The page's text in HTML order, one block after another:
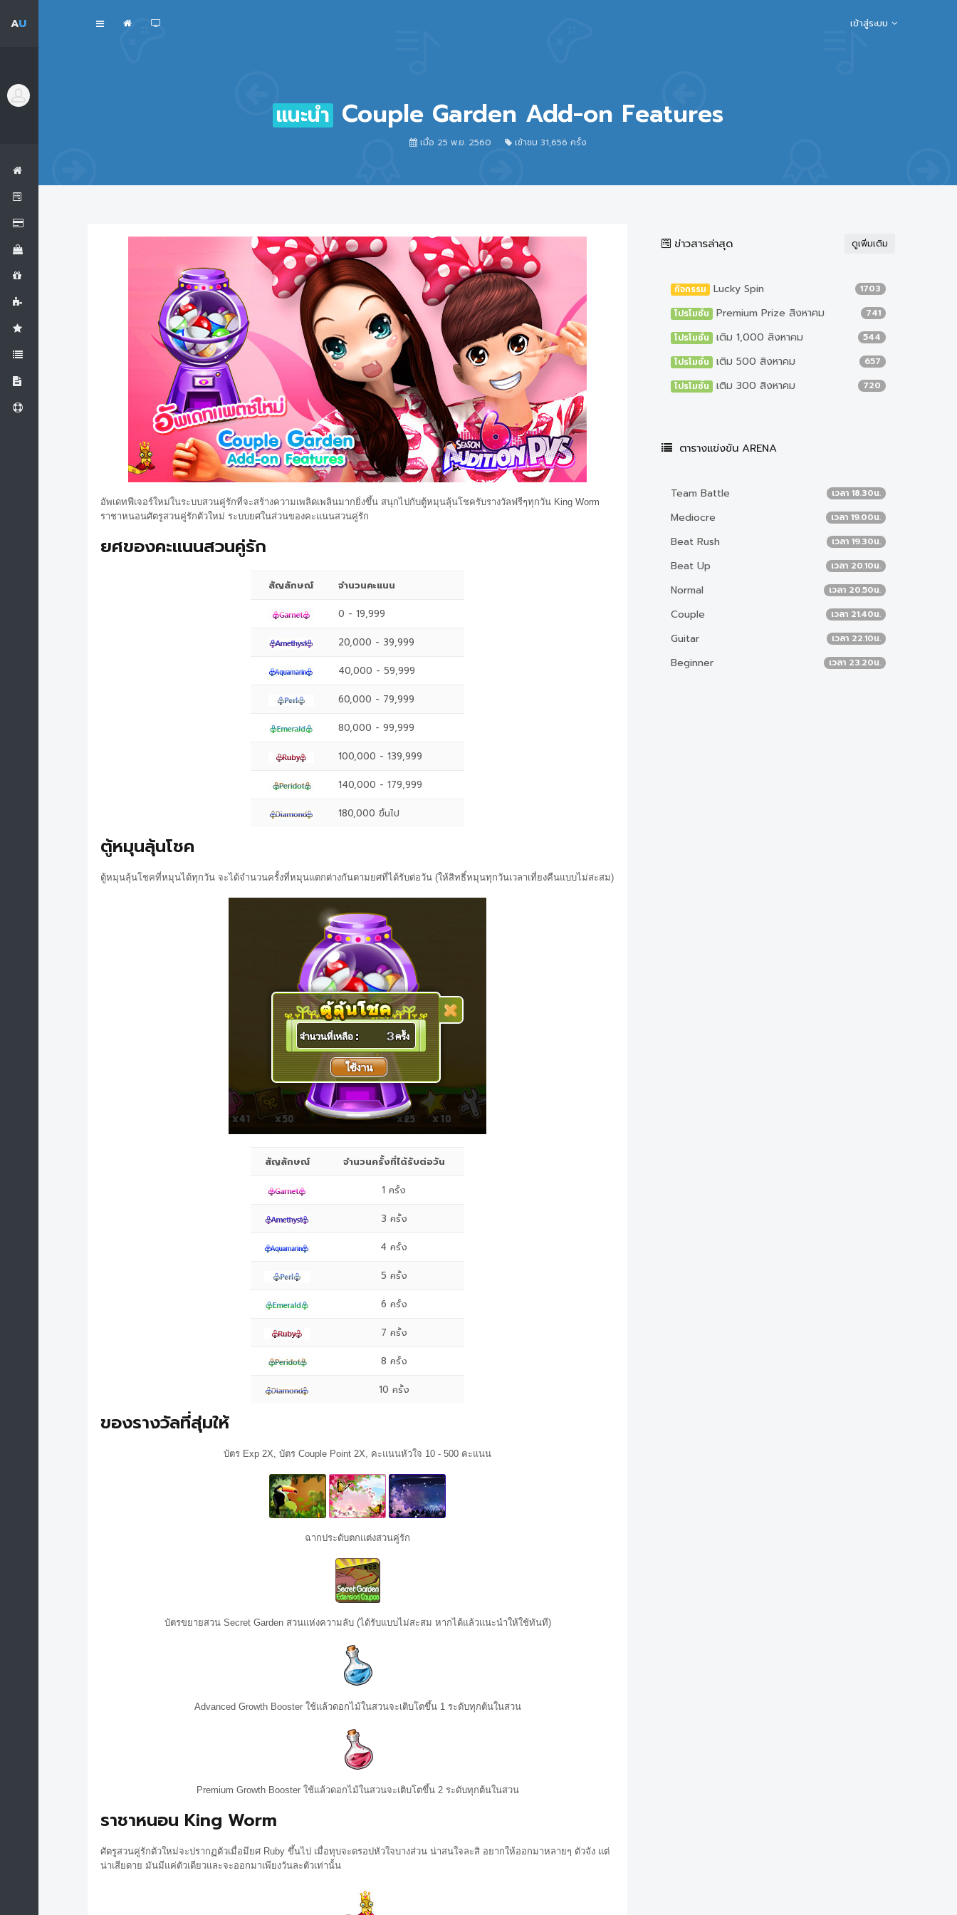
AU เข้าสู่ระบบ
แนะนำCouple Garden Add-on Features
เมื่อ 25 พ.ย. 2560 เข้าชม 31,656 ครั้ง
อัพเดทฟีเจอร์ใหม่ในระบบสวนคู่รักที่จะสร้างความเพลิดเพลินมากยิ่งขึ้น สนุกไปกับตู้หมุนลุ้นโชครับรางวัลฟรีๆทุกวัน King Worm
ราชาหนอนศัตรูสวนคู่รักตัวใหม่ ระบบยศในส่วนของคะแนนสวนคู่รัก
ยศของคะแนนสวนคู่รัก
สัญลักษณ์ จำนวนคะแนน
0 - 19,999
20,000 - 39,999
40,000 - 59,999
60,000 - 79,999
80,000 - 99,999
100,000 - 139,999
140,000 - 179,999
180,000 ขึ้นไป
ตู้หมุนลุ้นโชค
ตู้หมุนลุ้นโชคที่หมุนได้ทุกวัน จะได้จำนวนครั้งที่หมุนแตกต่างกันตามยศที่ได้รับต่อวัน (ให้สิทธิ์หมุนทุกวันเวลาเที่ยงคืนแบบไม่สะสม)
สัญลักษณ์ จำนวนครั้งที่ได้รับต่อวัน
1 ครั้ง
3 ครั้ง
4 ครั้ง
5 ครั้ง
6 ครั้ง
7 ครั้ง
8 ครั้ง
10 ครั้ง
ของรางวัลที่สุ่มให้
บัตร Exp 2X, บัตร Couple Point 2X, คะแนนหัวใจ 10 - 500 คะแนน
ฉากประดับตกแต่งสวนคู่รัก
บัตรขยายสวน Secret Garden สวนแห่งความลับ (ได้รับแบบไม่สะสม หากได้แล้วแนะนำให้ใช้ทันที)
Advanced Growth Booster ใช้แล้วดอกไม้ในสวนจะเติบโตขึ้น 1 ระดับทุกต้นในสวน
Premium Growth Booster ใช้แล้วดอกไม้ในสวนจะเติบโตขึ้น 2 ระดับทุกต้นในสวน
ราชาหนอน King Worm
ศัตรูสวนคู่รักตัวใหม่จะปรากฏตัวเมื่อมียศ Ruby ขึ้นไป เมื่อทุบจะดรอปหัวใจบางส่วน น่าสนใจละสิ อยากให้ออกมาหลายๆ ตัวจัง แต่
น่าเสียดาย มันมีแค่ตัวเดียวและจะออกมาเพียงวันละตัวเท่านั้น
ข่าวสารล่าสุด ดูเพิ่มเติม
กิจกรรม Lucky Spin
1703
โปรโมชั่น
Premium Prize สิงหาคม
741
โปรโมชั่น
เติม 1,000 สิงหาคม
544
โปรโมชั่น
เติม 500 สิงหาคม
657
โปรโมชั่น
เติม 300 สิงหาคม 720
ตารางแข่งขัน ARENA
Team Battle เวลา 18.30น.
Mediocre เวลา 19.00น.
Beat Rush เวลา 19.30น.
Beat Up เวลา 20.10น.
Normal เวลา 20.50น.
Couple เวลา 21.40น.
Guitar เวลา 22.10น.
Beginner เวลา 23.20น.